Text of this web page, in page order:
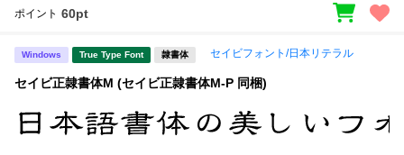
ご利用ガイド
よくあるご質問
お問い合わせ
ポイント 60pt
Windows True Type Font 隷書体 セイビフォント/日本リテラル
セイビ正隷書体M (セイビ正隷書体M-P 同梱)